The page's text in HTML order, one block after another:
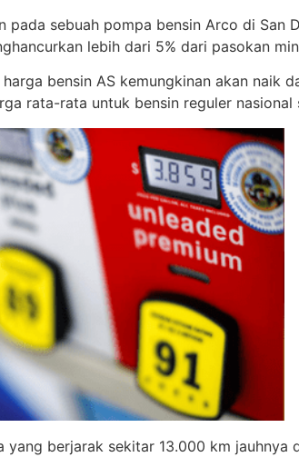
pada sebuah pompa bensin Arco di San
lebih dari 5% dari pasokan
bensin AS kemungkinan akan naik
rata-rata untuk bensin reguler
yang berjarak sekitar 13.000 km